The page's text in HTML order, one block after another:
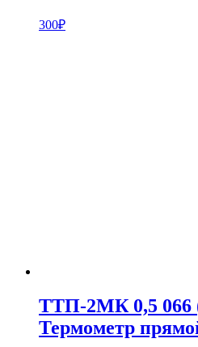
300₽
ТТП-2МК 0,5 066
Термометр